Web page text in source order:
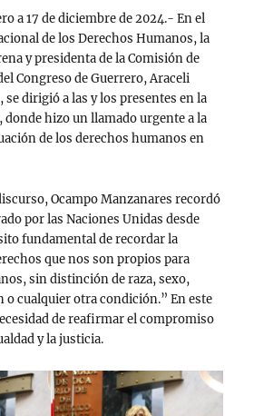
a 17 de diciembre de 2024.- En el
de los Derechos Humanos, la
y presidenta de la Comisión de
Congreso de Guerrero, Araceli
se dirigió a las y los presentes en la
donde hizo un llamado urgente a la
de los derechos humanos en
Ocampo Manzanares recordó
por las Naciones Unidas desde
fundamental de recordar la
que nos son propios para
sin distinción de raza, sexo,
cualquier otra condición.” En este
de reafirmar el compromiso
y la justicia.